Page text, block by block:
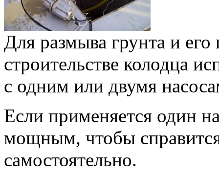
Для размыва грунта и
строительстве колодца
с одним или двумя
Если применяется один
мощным, чтобы справится
самостоятельно.